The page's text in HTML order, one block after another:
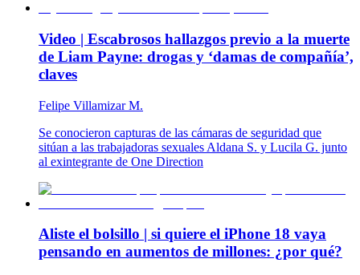
Video | Escabrosos hallazgos previo a la muerte
de Liam Payne: drogas y ‘damas de compañía’,
claves
Felipe Villamizar M.
Se conocieron capturas de las cámaras de seguridad que
sitúan a las trabajadoras sexuales Aldana S. y Lucila G. junto
al exintegrante de One Direction
Aliste el bolsillo | si quiere el iPhone 18 vaya
pensando en aumentos de millones: ¿por qué?